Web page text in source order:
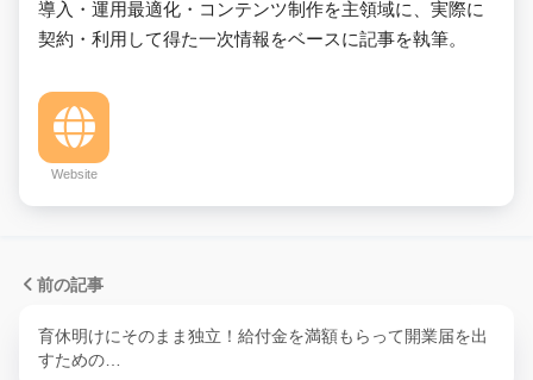
導入・運用最適化・コンテンツ制作を主領域に、実際に
契約・利用して得た一次情報をベースに記事を執筆。
Website
前の記事
育休明けにそのまま独立！給付金を満額もらって開業届を出
すための…